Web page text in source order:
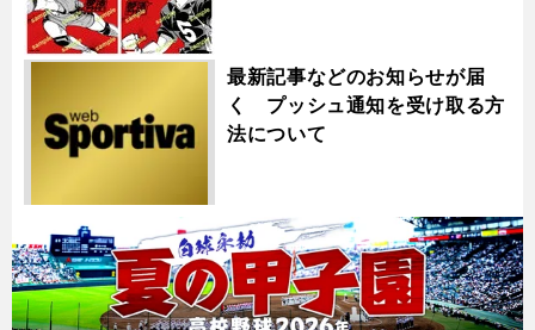
最新記事などのお知らせが届
く プッシュ通知を受け取る方
法について